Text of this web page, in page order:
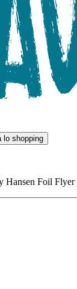
lo shopping
Hansen Foil Flyer